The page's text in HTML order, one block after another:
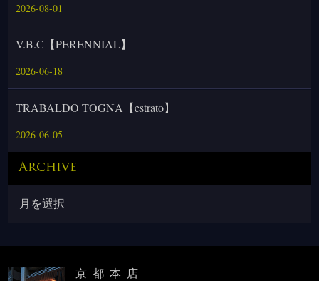
2026-08-01
V.B.C【PERENNIAL】
2026-06-18
TRABALDO TOGNA【estrato】
2026-06-05
Archive
京都本店